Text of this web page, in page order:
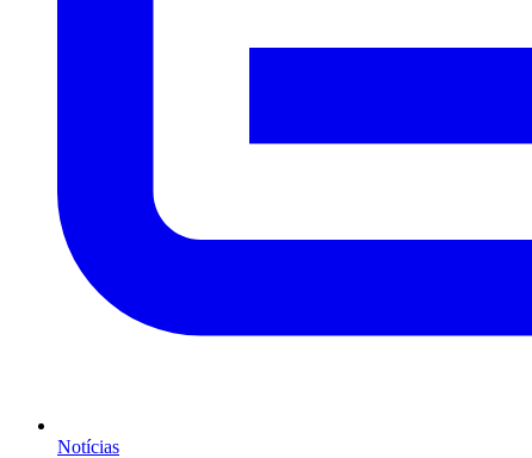
Notícias